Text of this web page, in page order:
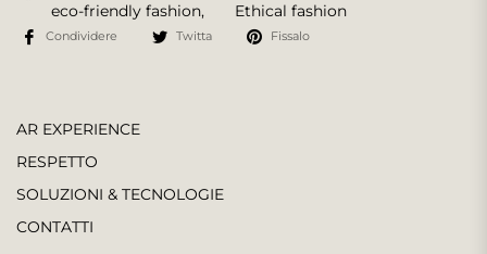
eco-friendly fashion, Ethical fashion
Condividere Twitta Fissalo
AR EXPERIENCE
RESPETTO
SOLUZIONI & TECNOLOGIE
CONTATTI